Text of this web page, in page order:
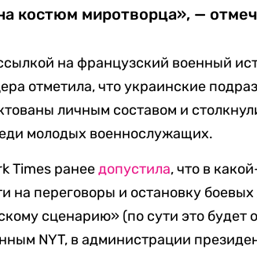
костюм миротворца», —
на французский военный
отметила, что украинские
личным составом и
молодых военнослужащих.
Times ранеедопустила, что в
на переговоры и остановку
сценарию» (по сути это будет
NYT, в администрации